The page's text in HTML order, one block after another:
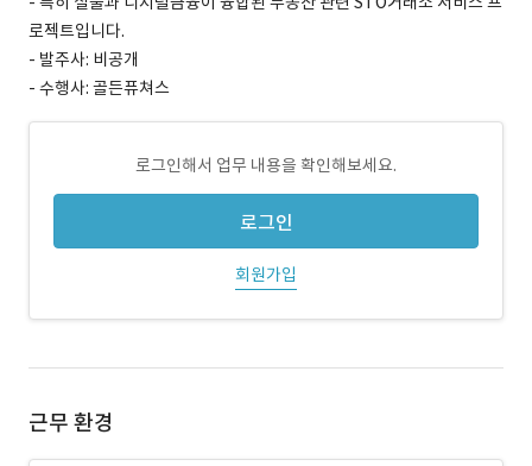
로젝트입니다.
- 발주사: 비공개
- 수행사: 골든퓨쳐스
로그인해서 업무 내용을 확인해보세요.
로그인
회원가입
근무 환경